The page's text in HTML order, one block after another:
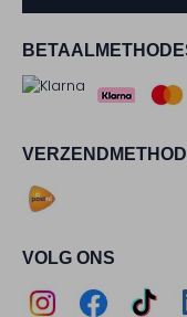
VOLG ONS